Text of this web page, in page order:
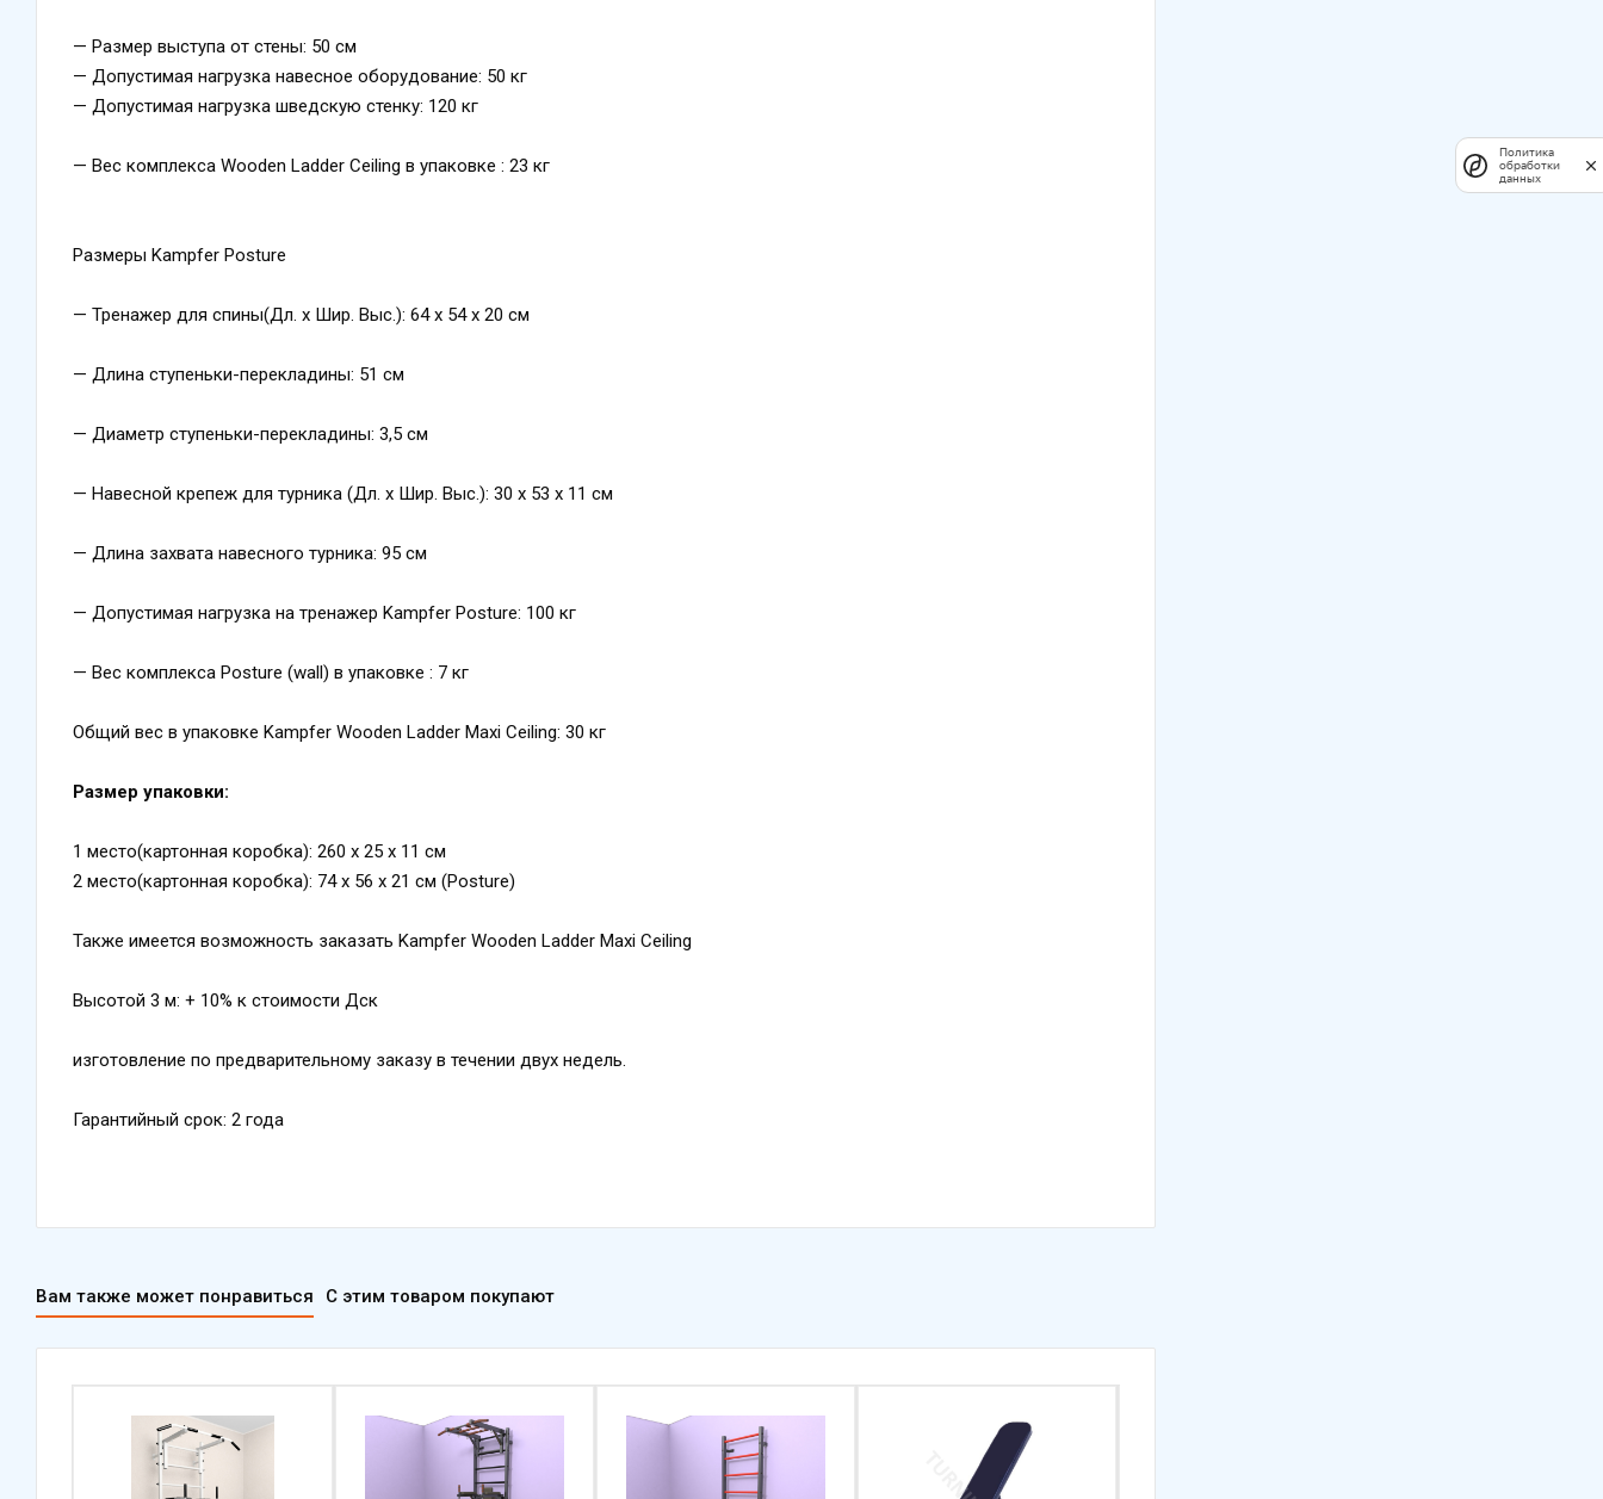
— Размер выступа от стены: 50 см
— Допустимая нагрузка навесное оборудование: 50 кг
— Допустимая нагрузка шведскую стенку: 120 кг
— Вес комплекса Wooden Ladder Ceiling в упаковке : 23 кг
Размеры Kampfer Posture
— Тренажер для спины(Дл. х Шир. Выс.): 64 х 54 х 20 см
— Длина ступеньки-перекладины: 51 см
— Диаметр ступеньки-перекладины: 3,5 см
— Навесной крепеж для турника (Дл. х Шир. Выс.): 30 х 53 х 11 см
— Длина захвата навесного турника: 95 см
— Допустимая нагрузка на тренажер Kampfer Posture: 100 кг
— Вес комплекса Posture (wall) в упаковке : 7 кг
Общий вес в упаковке Kampfer Wooden Ladder Maxi Ceiling: 30 кг
Размер упаковки:
1 место(картонная коробка): 260 х 25 х 11 см
2 место(картонная коробка): 74 х 56 х 21 см (Posture)
Также имеется возможность заказать Kampfer Wooden Ladder Maxi Ceiling
Высотой 3 м: + 10% к стоимости Дск
изготовление по предварительному заказу в течении двух недель.
Гарантийный срок: 2 года
Вам также может понравиться С этим товаром покупают
Политика
обработки
данных